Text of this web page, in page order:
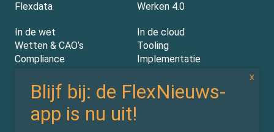
Flexdata
Werken 4.0
In de wet
Wetten & CAO’s
Compliance
In de cloud
Tooling
Implementatie
Experts
Partners
Vacatures
Nieuwsbrief